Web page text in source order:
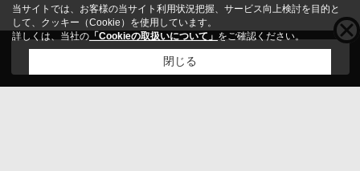
こちらの物件をご覧の方にお勧めな物件
当サイトでは、お客様の当サイト利用状況把握、サービス向上検討を目的と
して、クッキー（Cookie）を使用しています。
詳しくは、当社の 「Cookieの取扱いについて」 をご確認ください。
閉じる